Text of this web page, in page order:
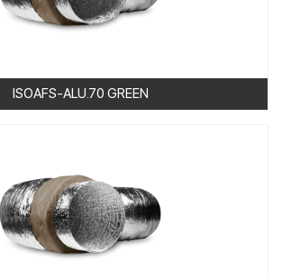
ISOAFS-ALU.70 GREEN